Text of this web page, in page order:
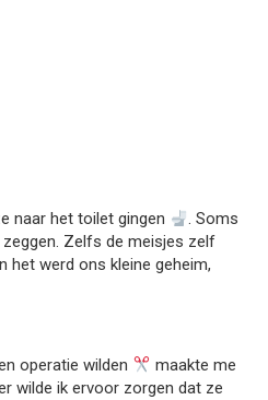
naar het toilet gingen
. Soms
Zelfs de meisjes zelf
het werd ons kleine geheim,
operatie wilden
maakte me
wilde ik ervoor zorgen dat ze